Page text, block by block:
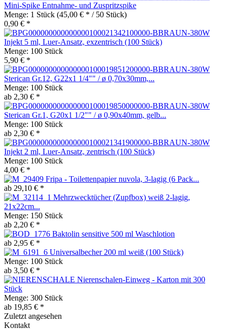
Mini-Spike Entnahme- und Zuspritzspike
Menge: 1 Stück (45,00 € * / 50 Stück)
0,90 € *
Injekt 5 ml, Luer-Ansatz, exzentrisch (100 Stück)
Menge: 100 Stück
5,90 € *
Sterican Gr.12, G22x1 1/4"" / ø 0,70x30mm,...
Menge: 100 Stück
ab 2,30 € *
Sterican Gr.1, G20x1 1/2"" / ø 0,90x40mm, gelb...
Menge: 100 Stück
ab 2,30 € *
Injekt 2 ml, Luer-Ansatz, zentrisch (100 Stück)
Menge: 100 Stück
4,00 € *
Fripa - Toilettenpapier nuvola, 3-lagig (6 Pack...
ab 29,10 € *
Mehrzwecktücher (Zupfbox) weiß 2-lagig,
21x22cm...
Menge: 150 Stück
ab 2,20 € *
Baktolin sensitive 500 ml Waschlotion
ab 2,95 € *
Universalbecher 200 ml weiß (100 Stück)
Menge: 100 Stück
ab 3,50 € *
Nierenschalen-Einweg - Karton mit 300
Stück
Menge: 300 Stück
ab 19,85 € *
Zuletzt angesehen
Kontakt